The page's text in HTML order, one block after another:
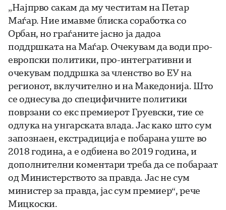
„Најпрво сакам да му честитам на Петар
Маѓар. Ние имавме блиска соработка со
Орбан, но граѓаните јасно ја дадоа
поддршката на Маѓар. Очекувам да води про-
европски политики, про-интегративни и
очекувам поддршка за членство во ЕУ на
регионот, вклучително и на Македонија. Што
се однесува до специфичните политики
поврзани со екс премиерот Груевски, тие се
одлука на унгарската влада. Јас како што сум
запознаен, екстрадиција е побарана уште во
2018 година, а е одбиена во 2019 година, и
дополнителни коментари треба да се побараат
од Министерството за правда. Јас не сум
министер за правда, јас сум премиер“, рече
Мицкоски.